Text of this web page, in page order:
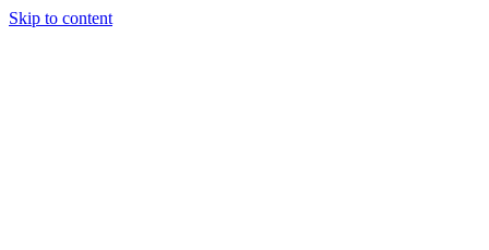
Skip to content